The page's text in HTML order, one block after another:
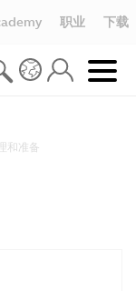
职业 下载
和准备